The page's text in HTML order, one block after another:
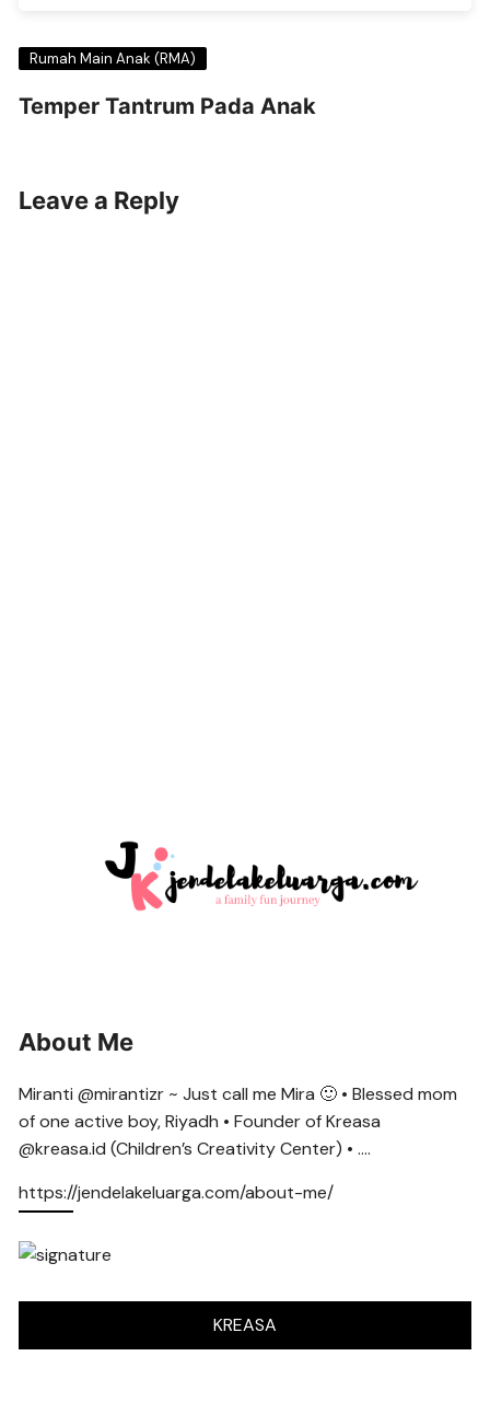
Rumah Main Anak (RMA)
Temper Tantrum Pada Anak
Leave a Reply
About Me
Miranti @mirantizr ~ Just call me Mira 🙂 • Blessed mom
of one active boy, Riyadh • Founder of Kreasa
@kreasa.id (Children’s Creativity Center) • ….
https://jendelakeluarga.com/about-me/
KREASA